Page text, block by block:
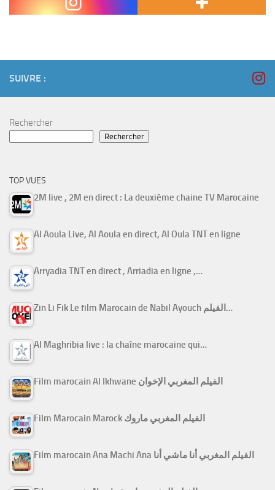
s’entiche...
SUIVRE :
Rechercher
Rechercher
TOP VUES
2M live , 2M en direct : La deuxième chaine TV Marocaine
Al Aoula Live, Al Aoula en direct, Al Oula TNT en ligne
Arryadia TNT en direct , Arriadia en ligne ,…
Zin Li Fik Le film Marocain de Nabil Ayouch الفيلم…
Al Maghribia live : la chaîne marocaine qui…
Film marocain Al Ikhwane الفيلم المغربي الإخوان
Film Marocain Marock الفيلم المغربي ماروك
Film marocain Ana Machi Ana الفيلم المغربي أنا ماشي أنا